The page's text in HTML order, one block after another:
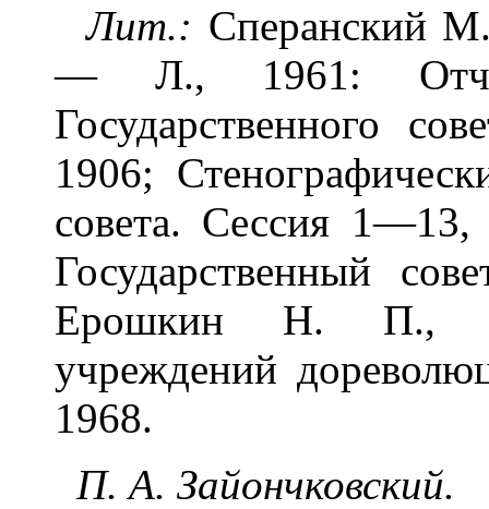
Лит.: Сперанский
— Л., 1961: Отчёт
Государственного
1906;
совета. Сессия
Государственный
Ерошкин Н. П.,
учреждений
1968.
П. А. Зайончковский.